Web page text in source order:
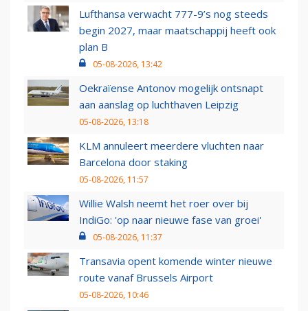
Lufthansa verwacht 777-9’s nog steeds
begin 2027, maar maatschappij heeft ook
plan B
05-08-2026, 13:42
Oekraïense Antonov mogelijk ontsnapt
aan aanslag op luchthaven Leipzig
05-08-2026, 13:18
KLM annuleert meerdere vluchten naar
Barcelona door staking
05-08-2026, 11:57
Willie Walsh neemt het roer over bij
IndiGo: 'op naar nieuwe fase van groei'
05-08-2026, 11:37
Transavia opent komende winter nieuwe
route vanaf Brussels Airport
05-08-2026, 10:46